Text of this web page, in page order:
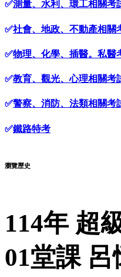
✅測量、水利、環工相關考
✅社會、地政、不動產相關
✅物理、化學、插醫。私醫
✅教育、觀光、心理相關考
✅警察、消防、法類相關考
✅鐵路特考
瀏覽歷史
114年 超
01堂課